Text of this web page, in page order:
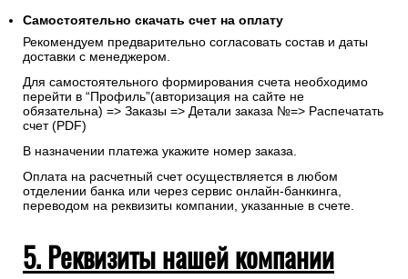
Самостоятельно скачать счет на оплату
Рекомендуем предварительно согласовать состав и даты
доставки с менеджером.
Для самостоятельного формирования счета необходимо
перейти в “Профиль”(авторизация на сайте не
обязательна) => Заказы => Детали заказа №=> Распечатать
счет (PDF)
В назначении платежа укажите номер заказа.
Оплата на расчетный счет осуществляется в любом
отделении банка или через сервис онлайн-банкинга,
переводом на реквизиты компании, указанные в счете.
5. Реквизиты нашей компании